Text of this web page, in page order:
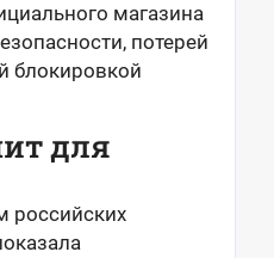
магазина
потерей
блокировкой
для
российских